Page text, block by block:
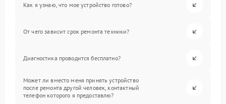
Как я узнаю, что мое устройство готово?
От чего зависит срок ремонта техники?
Диагностика проводится бесплатно?
Может ли вместо меня принять устройство
после ремонта другой человек, контактный
телефон которого я предоставлю?